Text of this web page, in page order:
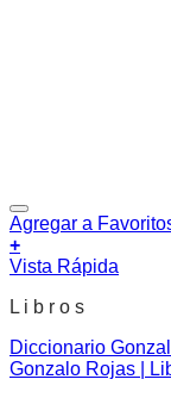
Agregar a
+
Vista Rápida
L i b r o s
Diccionario
Gonzalo Rojas |